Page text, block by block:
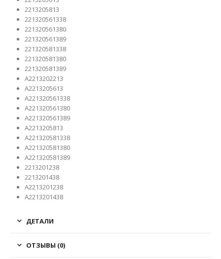
2213205813
221320561338
221320561380
221320561389
221320581338
221320581380
221320581389
A2213202213
A2213205613
A221320561338
A221320561380
A221320561389
A2213205813
A221320581338
A221320581380
A221320581389
2213201238
2213201438
A2213201238
A2213201438
ДЕТАЛИ
ОТЗЫВЫ (0)